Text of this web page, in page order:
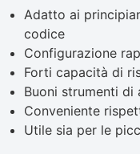
Adatto ai
codice
Configurazione
Forti capacità di
Buoni strumenti di
Conveniente
Utile sia per le